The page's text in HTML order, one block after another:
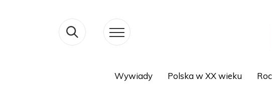
Wywiady Polska w XX wieku